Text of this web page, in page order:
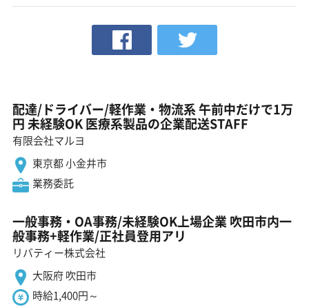
配達/ドライバー/軽作業・物流系 午前中だけで1万
円 未経験OK 医療系製品の企業配送STAFF
有限会社マルヨ
東京都 小金井市
業務委託
一般事務・OA事務/未経験OK上場企業 吹田市内一
般事務+軽作業/正社員登用アリ
リバティー株式会社
大阪府 吹田市
時給1,400円～